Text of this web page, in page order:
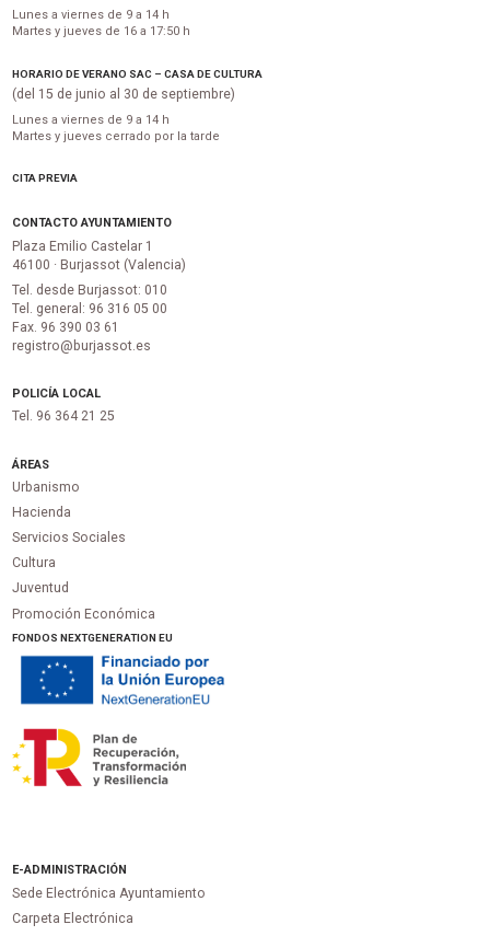
Lunes a viernes de 9 a 14 h
Martes y jueves de 16 a 17:50 h
HORARIO DE VERANO SAC – CASA DE CULTURA
(del 15 de junio al 30 de septiembre)
Lunes a viernes de 9 a 14 h
Martes y jueves cerrado por la tarde
CITA PREVIA
CONTACTO AYUNTAMIENTO
Plaza Emilio Castelar 1
46100 · Burjassot (Valencia)
Tel. desde Burjassot: 010
Tel. general: 96 316 05 00
Fax. 96 390 03 61
registro@burjassot.es
POLICÍA LOCAL
Tel. 96 364 21 25
ÁREAS
Urbanismo
Hacienda
Servicios Sociales
Cultura
Juventud
Promoción Económica
FONDOS NEXTGENERATION EU
E-ADMINISTRACIÓN
Sede Electrónica Ayuntamiento
Carpeta Electrónica